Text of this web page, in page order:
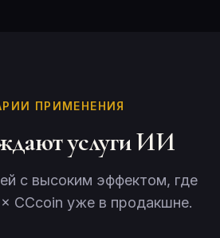
ПРИМЕНЕНИЯ
услуги ИИ
с высоким эффектом, где
CCcoin уже в продакшне.